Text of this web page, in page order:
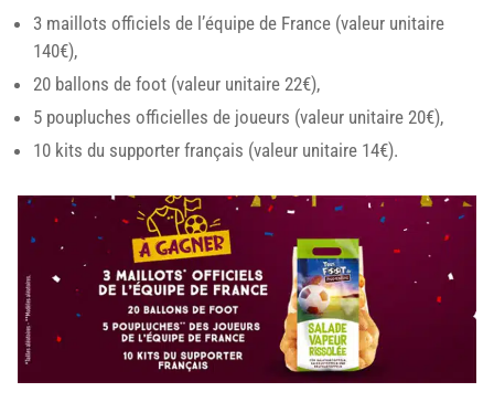
3 maillots officiels de l’équipe de France (valeur unitaire
140€),
20 ballons de foot (valeur unitaire 22€),
5 poupluches officielles de joueurs (valeur unitaire 20€),
10 kits du supporter français (valeur unitaire 14€).